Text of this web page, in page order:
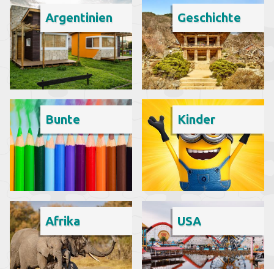
Argentinien Geschichte
Bunte Kinder
Afrika USA